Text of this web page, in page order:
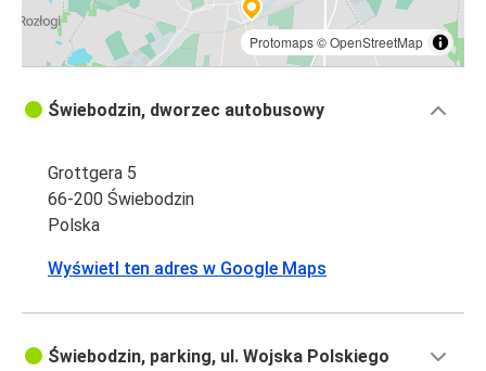
Protomaps©OpenStreetMap
Świebodzin, dworzec autobusowy
Grottgera 5
66-200 Świebodzin
Polska
Wyświetl ten adres w Google Maps
Świebodzin, parking, ul. Wojska Polskiego